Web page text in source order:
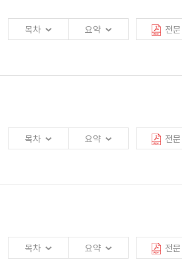
서가 發刊되기까지는 많은 이들의 도움을 받았다.
오영수팀장, 年金保險室의 유동진실장은 監修를
장, 김용주 長期保險팀장의 勞苦를 致賀한다.
한 措置」를 이행하기 위해 1996년 4월 새로운
關한 補完措置」가 이루어졌음.
목차 요약 전문
약급증에 따른 보험사의 유동성부족 등으로 인해
간 업무영역확대 등의 시장경쟁원리를 강조하는
와 같은 급격한 환경변화에도 불구하고 아직까지
다. 우리나라가 선진보험국으로 도약하기 위해서는
합한 판매채널운용전략의 수립을 통해 경영의
정에서 본원의 고문과 초빙연구위원으로 아낌없는
목차 요약 전문
목차 요약 전문